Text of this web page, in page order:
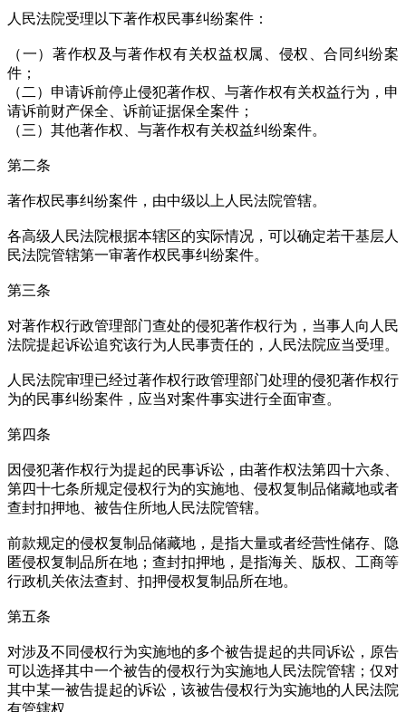
人民法院受理以下著作权民事纠纷案件：
（一）著作权及与著作权有关权益权属、侵权、合同纠纷案
件；
（二）申请诉前停止侵犯著作权、与著作权有关权益行为，申
请诉前财产保全、诉前证据保全案件；
（三）其他著作权、与著作权有关权益纠纷案件。
第二条
著作权民事纠纷案件，由中级以上人民法院管辖。
各高级人民法院根据本辖区的实际情况，可以确定若干基层人
民法院管辖第一审著作权民事纠纷案件。
第三条
对著作权行政管理部门查处的侵犯著作权行为，当事人向人民
法院提起诉讼追究该行为人民事责任的，人民法院应当受理。
人民法院审理已经过著作权行政管理部门处理的侵犯著作权行
为的民事纠纷案件，应当对案件事实进行全面审查。
第四条
因侵犯著作权行为提起的民事诉讼，由著作权法第四十六条、
第四十七条所规定侵权行为的实施地、侵权复制品储藏地或者
查封扣押地、被告住所地人民法院管辖。
前款规定的侵权复制品储藏地，是指大量或者经营性储存、隐
匿侵权复制品所在地；查封扣押地，是指海关、版权、工商等
行政机关依法查封、扣押侵权复制品所在地。
第五条
对涉及不同侵权行为实施地的多个被告提起的共同诉讼，原告
可以选择其中一个被告的侵权行为实施地人民法院管辖；仅对
其中某一被告提起的诉讼，该被告侵权行为实施地的人民法院